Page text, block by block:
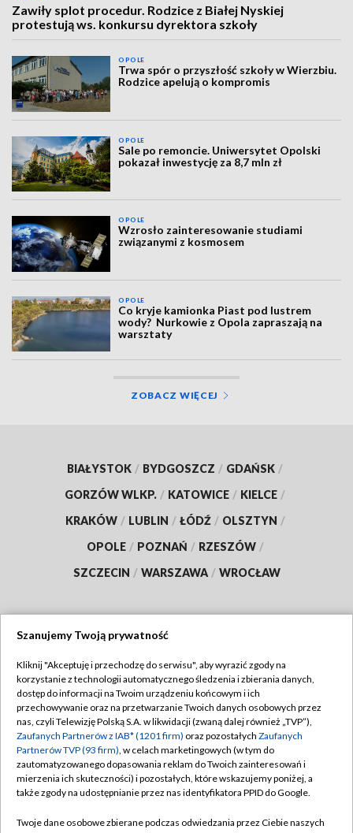
Zawiły splot procedur. Rodzice z Białej Nyskiej
protestują ws. konkursu dyrektora szkoły
OPOLE
Trwa spór o przyszłość szkoły w Wierzbiu.
Rodzice apelują o kompromis
OPOLE
Sale po remoncie. Uniwersytet Opolski
pokazał inwestycję za 8,7 mln zł
OPOLE
Wzrosło zainteresowanie studiami
związanymi z kosmosem
OPOLE
Co kryje kamionka Piast pod lustrem
wody? Nurkowie z Opola zapraszają na
warsztaty
ZOBACZ WIĘCEJ
BIAŁYSTOK / BYDGOSZCZ / GDAŃSK /
GORZÓW WLKP. / KATOWICE / KIELCE /
KRAKÓW / LUBLIN / ŁÓDŹ / OLSZTYN /
OPOLE / POZNAŃ / RZESZÓW /
SZCZECIN / WARSZAWA / WROCŁAW
TVP
Abonament TVP
Emisja w TVP
Centrum informacji TVP
Naziemna Telewizja Cyfrowa
Regulamin TVP
Polityka prywatności
Moje zgody
Pomoc
Szanujemy Twoją prywatność
Kliknij "Akceptuję i przechodzę do serwisu", aby wyrazić zgody na
korzystanie z technologii automatycznego śledzenia i zbierania danych,
dostęp do informacji na Twoim urządzeniu końcowym i ich
przechowywanie oraz na przetwarzanie Twoich danych osobowych przez
nas, czyli Telewizję Polską S.A. w likwidacji (zwaną dalej również „TVP”),
Zaufanych Partnerów z IAB* (1201 firm) oraz pozostałych Zaufanych
Partnerów TVP (93 firm), w celach marketingowych (w tym do
zautomatyzowanego dopasowania reklam do Twoich zainteresowań i
mierzenia ich skuteczności) i pozostałych, które wskazujemy poniżej, a
także zgody na udostępnianie przez nas identyfikatora PPID do Google.
Twoje dane osobowe zbierane podczas odwiedzania przez Ciebie naszych